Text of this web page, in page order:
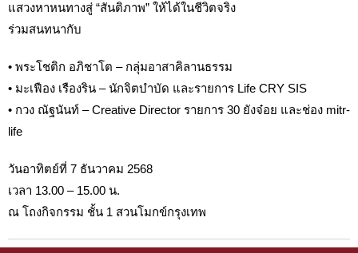
แสวงหาหนทางสู่ “สันติภาพ” ให้ได้ในชีวิตจริง
ร่วมสนทนากับ
• พระโชติก อภิชาโต – กลุ่มอาสาคิลานธรรม
• มะเฟือง เรืองริน – นักจิตบำบัด และรายการ Life CRY SIS
• กวง ณัฐนันท์ – Creative Director รายการ 30 ยังจ๋อย และช่อง mitr-
life
วันอาทิตย์ที่ 7 ธันวาคม 2568
เวลา 13.00 – 15.00 น.
ณ โถงกิจกรรม ชั้น 1 สวนโมกข์กรุงเทพ